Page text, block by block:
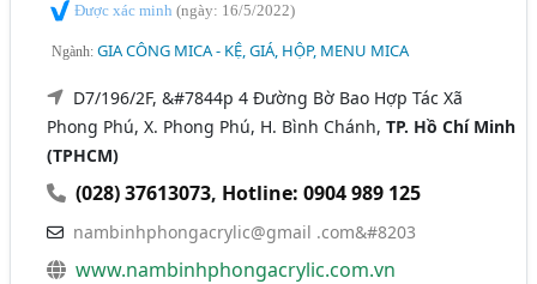
Được xác minh(ngày: 16/5/2022)
Ngành:GIA CÔNG MICA - KỆ, GIÁ, HỘP, MENU MICA
D7/196/2F, &#7844p 4 Đường Bờ Bao Hợp Tác Xã
Phong Phú, X. Phong Phú, H. Bình Chánh,TP. Hồ Chí Minh
(TPHCM)
(028) 37613073, Hotline: 0904 989 125
nambinhphongacrylic@gmail .com&#8203
www.nambinhphongacrylic.com.vn